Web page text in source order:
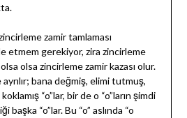
zamir tamlaması
etmem gerekiyor, zira zincirleme
olsa zincirleme zamir kazası olur.
ayrılır; bana değmiş, elimi tutmuş,
koklamış “o”lar, bir de o “o”ların şimdi
başka “o”lar. Bu “o” aslında “o